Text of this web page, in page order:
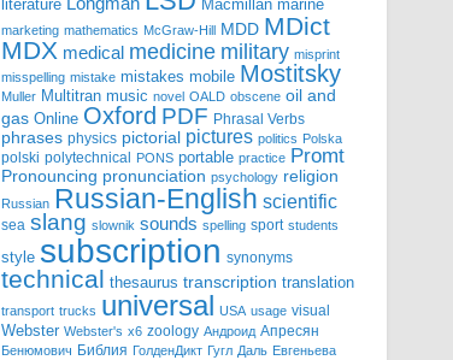
literature Macmillan marine
marketing mathematics McGraw-Hill MDD MDict
MDX medical medicine military misprint
misspelling mistake mistakes mobile Mostitsky
Muller Multitran music novel OALD obscene oil and
gas Online Oxford PDF Phrasal Verbs
phrases physics pictorial pictures politics Polska
polski polytechnical PONS portable practice Promt
Pronouncing pronunciation psychology religion
Russian Russian-English scientific
sea slang slownik sounds spelling sport students
style subscription synonyms
technical thesaurus transcription translation
transport trucks universal USA usage visual
Webster Webster's x6 zoology Андроид Апресян
Бенюмович Библия ГолденДикт Гугл Даль Евгеньева